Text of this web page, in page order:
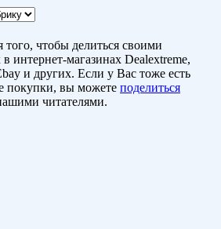
того, чтобы делиться своими
интернет-магазинах Dealextreme,
и других. Если у Вас тоже есть
покупки, вы можете поделиться
читателями.